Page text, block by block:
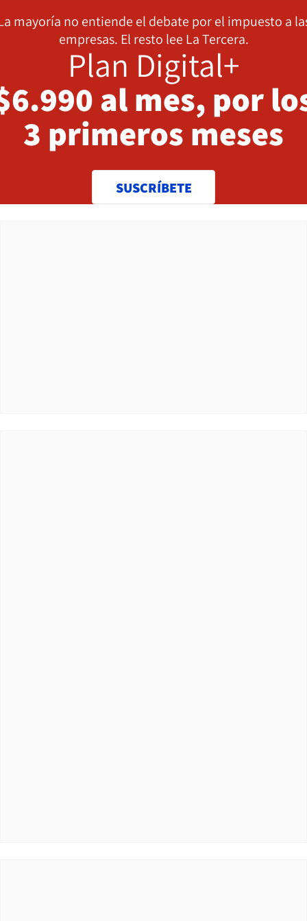
mayoría no entiende el debate por el impuesto a
empresas. El resto lee La Tercera.
Plan Digital+
al mes, por
3 primeros meses
SUSCRÍBETE